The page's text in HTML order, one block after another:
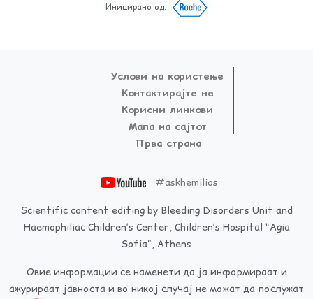
Иницирано од:
Услови на користење
Контактирајте не
Корисни линкови
Мапа на сајтот
Прва страна
#askhemilios
Scientific content editing by Bleeding Disorders Unit and
Haemophiliac Children’s Center, Children’s Hospital “Agia
Sofia”, Athens
Овие информации се наменети да ја информираат и
ажурираат јавноста и во никој случај не можат да послужат